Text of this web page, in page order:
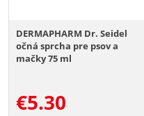
DERMAPHARM Dr. Seidel
očná sprcha pre psov a
mačky 75 ml
€5.30